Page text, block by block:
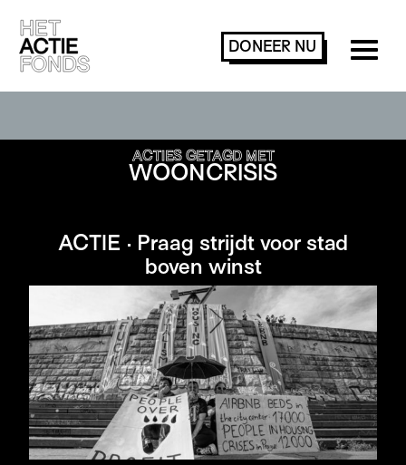
DONEER NU
ACTIES GETAGD MET
WOONCRISIS
ACTIE · Praag strijdt voor stad
boven winst